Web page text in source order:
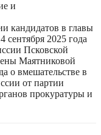
и
кандидатов в главы
сентября 2025 года
Псковской
Маятниковой
о вмешательстве в
от партии
прокуратуры и